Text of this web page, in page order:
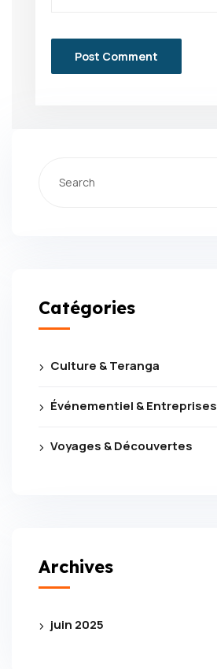
Catégories
Culture & Teranga
Événementiel & Entreprises
Voyages & Découvertes
Archives
juin 2025